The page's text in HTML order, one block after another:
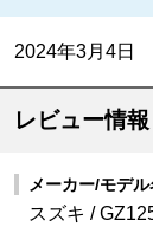
2024年3月4日
レビュー情報
メーカー/モデル
スズキ /